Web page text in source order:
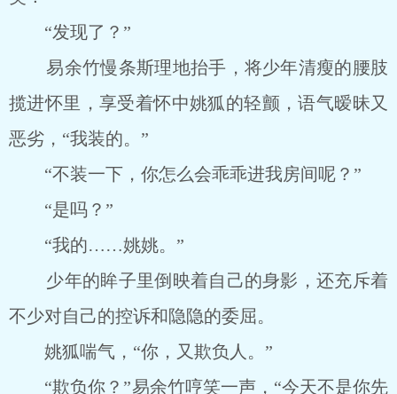
“发现了？”
易余竹慢条斯理地抬手，将少年清瘦的腰肢
揽进怀里，享受着怀中姚狐的轻颤，语气暧昧又
恶劣，“我装的。”
“不装一下，你怎么会乖乖进我房间呢？”
“是吗？”
“我的……姚姚。”
少年的眸子里倒映着自己的身影，还充斥着
不少对自己的控诉和隐隐的委屈。
姚狐喘气，“你，又欺负人。”
“欺负你？”易余竹哼笑一声，“今天不是你先